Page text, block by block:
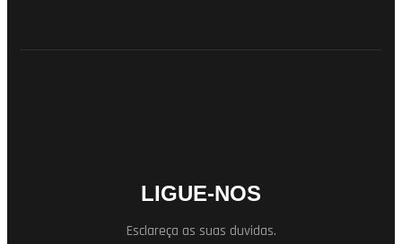
LIGUE-NOS
Esclareça as suas duvidas.